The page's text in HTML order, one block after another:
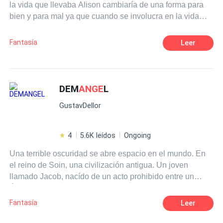
gracias a las tretas que utilizó para enamorarla, ¿podrá
perdonarlo creyendo que ha jugado con sus sentimientos
aparezca... ¿Se rendirá Zain dejándole el camino libre o
la vida que llevaba Alison cambiaría de una forma para
bien y para mal ya que cuando se involucra en la vida
pondrían en una difícil posición. Romper la reglas o no
Fantasía Leer
DEMANGEL
GustavDellor
4 5.6K leídos Ongoing
Una terrible oscuridad se abre espacio en el mundo. En
el reino de Soin, una civilización antigua. Un joven
llamado Jacob, nacído de un acto prohibido entre un
llevando una vida normal ignorando su verdadera
naturaleza, sueña con convertirse en un paladín, ser un
Fantasía Leer